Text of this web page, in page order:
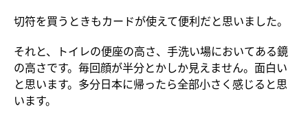
切符を買うときもカードが使えて便利だと思いました。
それと、トイレの便座の高さ、手洗い場においてある鏡
の高さです。毎回顔が半分とかしか見えません。面白い
と思います。多分日本に帰ったら全部小さく感じると思
います。